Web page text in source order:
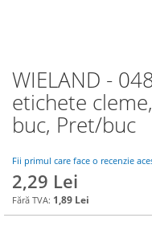
WIELAND -
etichete
buc, Pret/buc
Fii primul care face o recenzie
2,29 Lei
1,89 Lei
Skip
to
the
beginning
the
images
gallery